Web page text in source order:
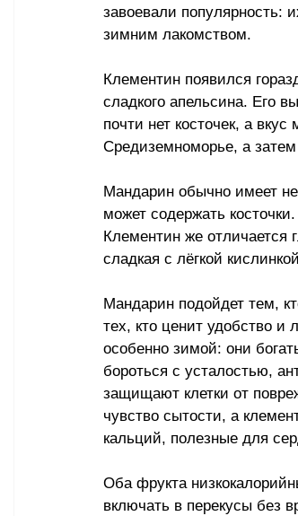
завоевали популярность:
зимним лакомством.
Клементин появился
сладкого апельсина. Его
почти нет косточек, а
Средиземноморье, а
Мандарин обычно имеет
может содержать
Клементин же отличается
сладкая с лёгкой
Мандарин подойдет тем,
тех, кто ценит удобство
особенно зимой: они
бороться с усталостью,
защищают клетки от
чувство сытости, а
кальций, полезные для
Оба фрукта
включать в перекусы без